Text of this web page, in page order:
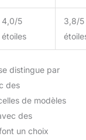
4,0/5
étoiles
3,8/5
distingue par
des
de modèles
des
un choix